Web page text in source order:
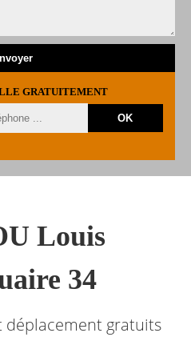
GRATUITEMENT
Louis
34
déplacement gratuits